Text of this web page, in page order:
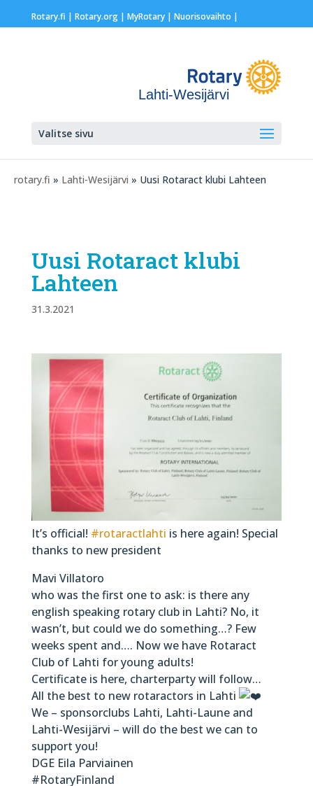
Rotary.fi | Rotary.org| MyRotary | Nuorisovaihto |
Lahti-Wesijärvi
Valitse sivu
rotary.fi » Lahti-Wesijärvi » Uusi Rotaract klubi Lahteen
Uusi Rotaract klubi
Lahteen
31.3.2021
It’s official! #rotaractlahti is here again! Special
thanks to new president
Mavi Villatoro
who was the first one to ask: is there any
english speaking rotary club in Lahti? No, it
wasn’t, but could we do something…? Few
weeks spent and…. Now we have Rotaract
Club of Lahti for young adults!
Certificate is here, charterparty will follow…
All the best to new rotaractors in Lahti
We – sponsorclubs Lahti, Lahti-Laune and
Lahti-Wesijärvi – will do the best we can to
support you!
DGE Eila Parviainen
#RotaryFinland